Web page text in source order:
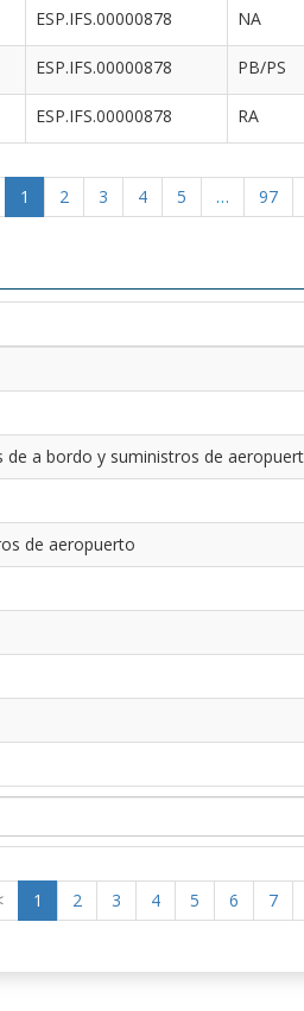
ESP.IFS.00000878 NA
ESP.IFS.00000878 PB/PS
ESP.IFS.00000878 RA
1 2 3 4 5 … 97
a bordo y suministros de
de aeropuerto
1 2 3 4 5 6 7